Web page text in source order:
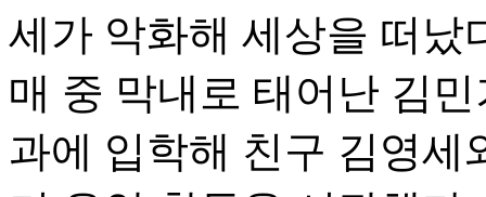
세가 악화해 세상을 떠났
매 중 막내로 태어난 김
과에 입학해 친구 김영세